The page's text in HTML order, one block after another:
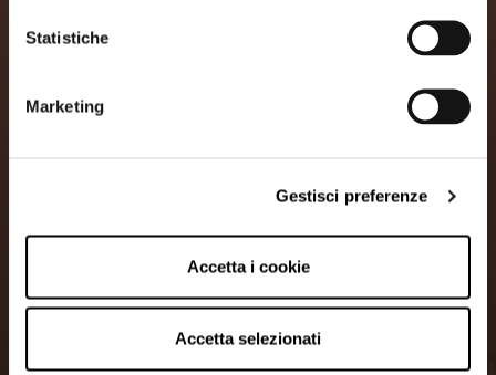
Statistiche
Marketing
Gestisci preferenze
Accetta i cookie
Accetta selezionati